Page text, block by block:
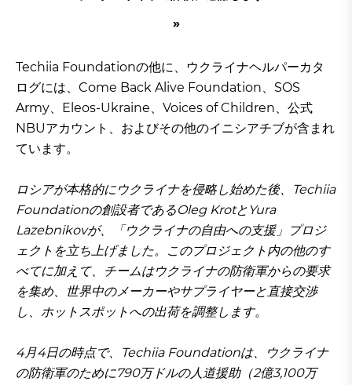
Techiia Foundationの他に、ウクライナヘルパーカタ
ログには、Come Back Alive Foundation、SOS
Army、Eleos-Ukraine、Voices of Children、公式
NBUアカウント、およびその他のイニシアチブが含まれ
ています。
ロシアが本格的にウクライナを侵略し始めた後、Techiia
Foundationの創設者であるOleg KrotとYura
Lazebnikovが、「ウクライナの自由への支援」プロジ
ェクトを立ち上げました。このプロジェクト内の他のす
べてに加えて、チームはウクライナの防衛軍からの要求
を集め、世界中のメーカーやサプライヤーと直接交渉
し、ホットスポットへの出荷を調整します。
4月4日の時点で、Techiia Foundationは、ウクライナ
の防衛軍のために790万ドルの人道援助（2億3,100万